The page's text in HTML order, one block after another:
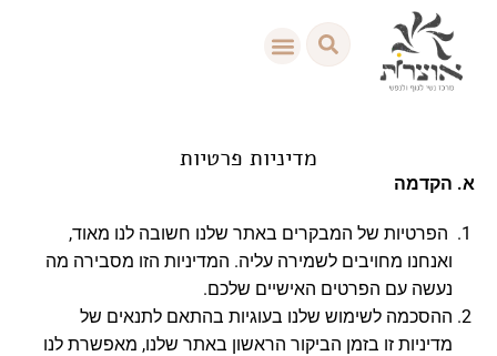
מדיניות פרטיות
א. הקדמה
הפרטיות של המבקרים באתר שלנו חשובה לנו מאוד,
ואנחנו מחויבים לשמירה עליה. המדיניות הזו מסבירה מה
נעשה עם הפרטים האישיים שלכם.
ההסכמה לשימוש שלנו בעוגיות בהתאם לתנאים של
מדיניות זו בזמן הביקור הראשון באתר שלנו, מאפשרת לנו